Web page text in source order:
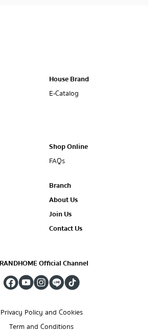
House Brand
E-Catalog
Shop Online
FAQs
Branch
About Us
Join Us
Contact Us
Official Channel
Privacy Policy and Cookies
Term and Conditions